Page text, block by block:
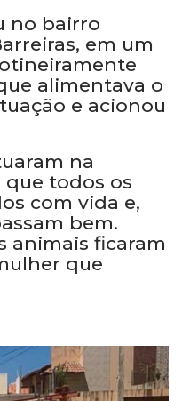
no bairro
em um
alimentava o
e acionou
na
todos os
com vida e,
bem.
animais ficaram
que